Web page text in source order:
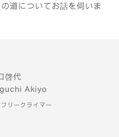
道についてお話を伺いま
啓代
Akiyo
フリークライマー